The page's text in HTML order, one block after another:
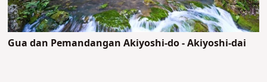
Gua dan Pemandangan Akiyoshi-do - Akiyoshi-dai